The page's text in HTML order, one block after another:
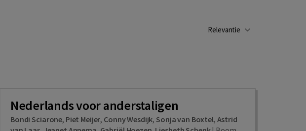
Relevantie
Nederlands voor anderstaligen
Bondi Sciarone, Piet Meijer, Conny Wesdijk, Sonja van Boxtel, Astrid